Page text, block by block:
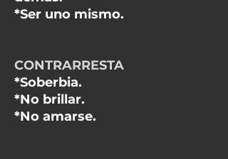
*Ser uno mismo.
CONTRARRESTA
*Soberbia.
*No brillar.
*No amarse.